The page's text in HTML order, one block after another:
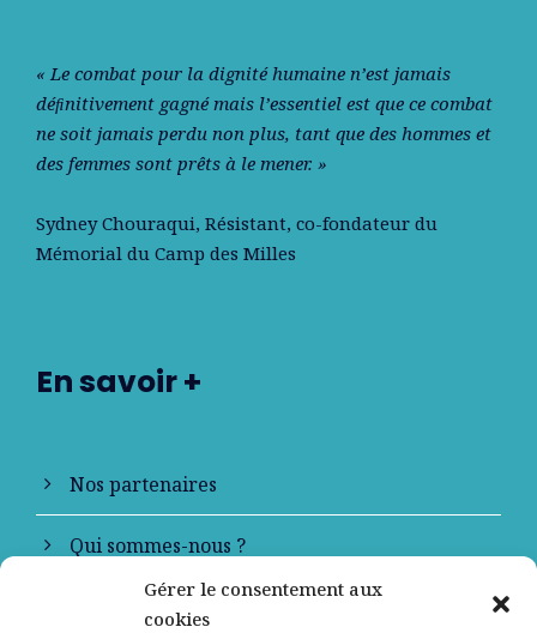
Gérer le consentement aux
cookies
« Le combat pour la dignité humaine n’est jamais
déﬁnitivement gagné mais l’essentiel est que ce combat
ne soit jamais perdu non plus, tant que des hommes et
des femmes sont prêts à le mener. »
Sydney Chouraqui, Résistant, co-fondateur du
Mémorial du Camp des Milles
En savoir +
Nos partenaires
Qui sommes-nous ?
Contactez-nous